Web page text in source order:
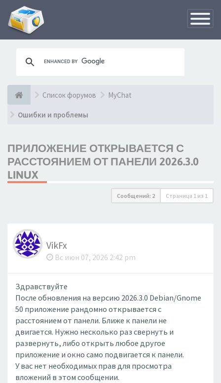
Список форумов MyChat
Ошибки и проблемы
ПРИЛОЖЕНИЕ ОТКРЫВАЕТСЯ С
РАССТОЯНИЕМ ОТ ПАНЕЛИ 2026.3.0
LINUX
Сообщений: 2 Страница 1 из 1
VikFx
Вс июн 07, 2026 2:42 pm
Здравствуйте
После обновления на версию 2026.3.0 Debian/Gnome
50 приложение рандомно открывается с
расстоянием от панели. Ближе к панели не
двигается. Нужно несколько раз свернуть и
развернуть, либо открыть любое другое
приложение и окно само подвигается к панели.
У вас нет необходимых прав для просмотра
вложений в этом сообщении.